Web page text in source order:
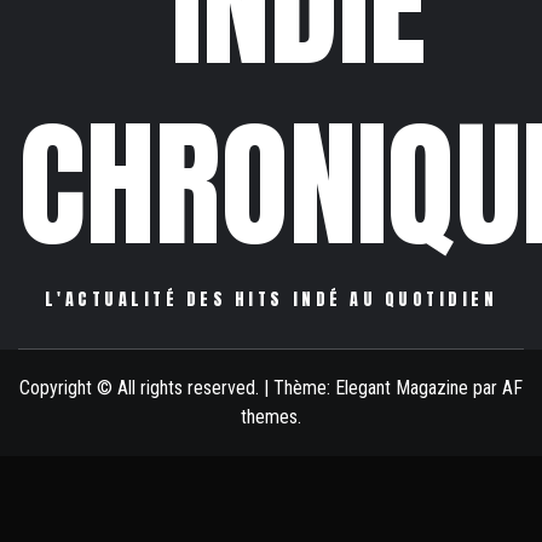
L'ACTUALITÉ DES HITS INDÉ AU QUOTIDIEN
Copyright © All rights reserved. Thème: Elegant Magazine par AF
themes.